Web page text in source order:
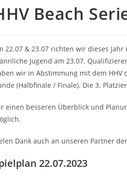
Beach
22.07 & 23.07 richten wir dieses
Jugend am 23.07.
wir in Abstimmung mit dem
(Halbfinale / Finale). Die 3.
einen besseren Überblick und
Dank auch an unseren Partner der
22.07.2023